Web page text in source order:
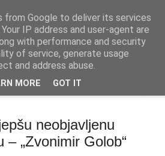
ISSN 2459-5632
neobjavljenu
– „Zvonimir Golob“
from Google to deliver its services
IP address and user-agent are
with performance and security
of service, generate usage
and address abuse.
MORE GOT IT